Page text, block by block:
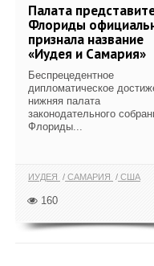
Палата
Флориды
признала название
«Иудея и Самария»
Беспрецедентное
дипломатическое
нижняя палата
законодательного
Флориды...
ИУДЕЯ САМАРИЯ США
160